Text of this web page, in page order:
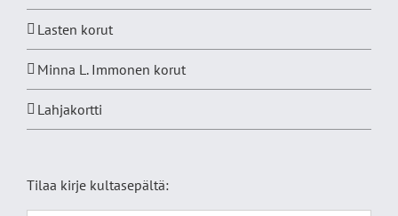
Lasten korut
Minna L. Immonen korut
Lahjakortti
Tilaa kirje kultasepältä: